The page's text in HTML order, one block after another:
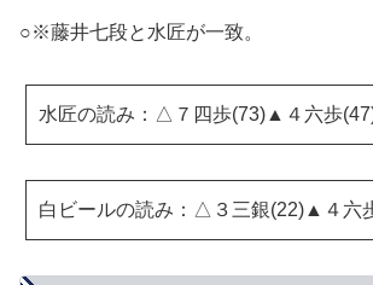
○※藤井七段と水匠が一致。
水匠の読み：△７四歩(73)▲４六歩
白ビールの読み：△３三銀(22)▲４六